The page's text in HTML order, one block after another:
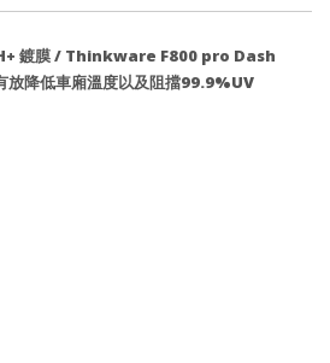
鍍膜 / Thinkware F800 pro Dash
降低車廂溫度以及阻擋99.9%UV